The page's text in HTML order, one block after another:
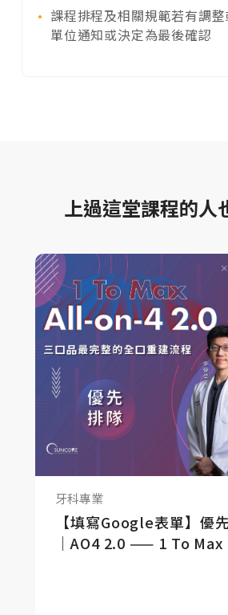
課程排程及相關規範若有調
單位通知或決定為最後確認
上過這堂課程的人
牙科專業
【填寫Google表單】優
｜AO4 2.0 —— 1 To Max